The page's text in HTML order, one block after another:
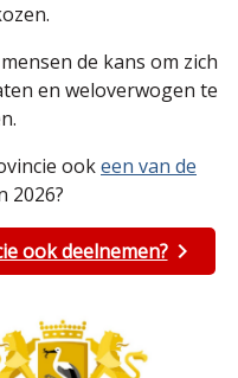
de kans om zich
en weloverwogen te
ookeen van de
2026?
ook deelnemen?